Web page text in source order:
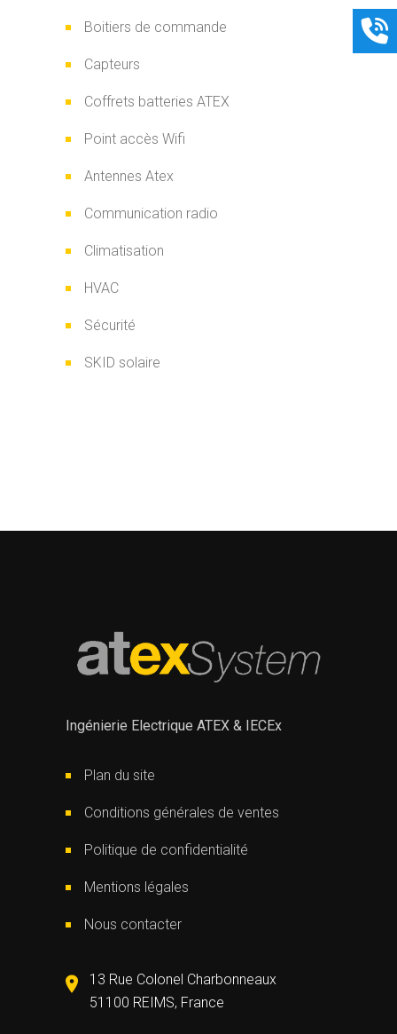
Boitiers de commande
Capteurs
Coffrets batteries ATEX
Point accès Wifi
Antennes Atex
Communication radio
Climatisation
HVAC
Sécurité
SKID solaire
Ingénierie Electrique ATEX & IECEx
Plan du site
Conditions générales de ventes
Politique de confidentialité
Mentions légales
Nous contacter
13 Rue Colonel Charbonneaux
51100 REIMS, France